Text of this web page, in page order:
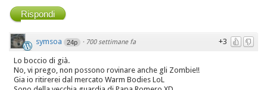
Rispondi
+3
symsoa 24p · 700 settimane fa
Lo boccio di già.
No, vi prego, non possono rovinare anche gli Zombie!!
Gia io ritirerei dal mercato Warm Bodies LoL